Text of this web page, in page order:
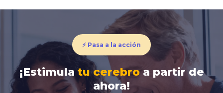
⚡ Pasa a la acción
¡Estimula tu cerebroa partir de
ahora!